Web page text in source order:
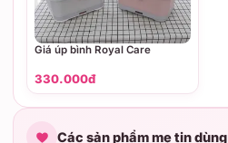
Giá úp bình Royal Care
330.000đ
Các sản phẩm mẹ tin dùng